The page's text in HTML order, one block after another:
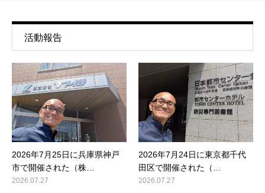
活動報告
2026年7月25日に兵庫県神戸
市で開催された（株…
2026.07.27
2026年7月24日に東京都千代
田区で開催された（…
2026.07.27